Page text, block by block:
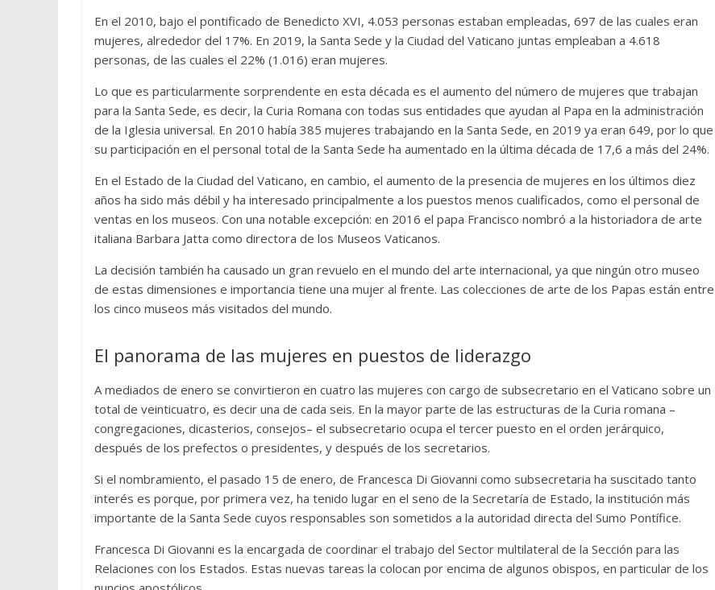
En el 2010, bajo el pontificado de Benedicto XVI, 4.053 personas estaban empleadas, 697 de las cuales eran
mujeres, alrededor del 17%. En 2019, la Santa Sede y la Ciudad del Vaticano juntas empleaban a 4.618
personas, de las cuales el 22% (1.016) eran mujeres.
Lo que es particularmente sorprendente en esta década es el aumento del número de mujeres que trabajan
para la Santa Sede, es decir, la Curia Romana con todas sus entidades que ayudan al Papa en la administración
de la Iglesia universal. En 2010 había 385 mujeres trabajando en la Santa Sede, en 2019 ya eran 649, por lo que
su participación en el personal total de la Santa Sede ha aumentado en la última década de 17,6 a más del 24%.
En el Estado de la Ciudad del Vaticano, en cambio, el aumento de la presencia de mujeres en los últimos diez
años ha sido más débil y ha interesado principalmente a los puestos menos cualificados, como el personal de
ventas en los museos. Con una notable excepción: en 2016 el papa Francisco nombró a la historiadora de arte
italiana Barbara Jatta como directora de los Museos Vaticanos.
La decisión también ha causado un gran revuelo en el mundo del arte internacional, ya que ningún otro museo
de estas dimensiones e importancia tiene una mujer al frente. Las colecciones de arte de los Papas están entre
los cinco museos más visitados del mundo.
El panorama de las mujeres en puestos de liderazgo
A mediados de enero se convirtieron en cuatro las mujeres con cargo de subsecretario en el Vaticano sobre un
total de veinticuatro, es decir una de cada seis. En la mayor parte de las estructuras de la Curia romana –
congregaciones, dicasterios, consejos– el subsecretario ocupa el tercer puesto en el orden jerárquico,
después de los prefectos o presidentes, y después de los secretarios.
Si el nombramiento, el pasado 15 de enero, de Francesca Di Giovanni como subsecretaria ha suscitado tanto
interés es porque, por primera vez, ha tenido lugar en el seno de la Secretaría de Estado, la institución más
importante de la Santa Sede cuyos responsables son sometidos a la autoridad directa del Sumo Pontífice.
Francesca Di Giovanni es la encargada de coordinar el trabajo del Sector multilateral de la Sección para las
Relaciones con los Estados. Estas nuevas tareas la colocan por encima de algunos obispos, en particular de los